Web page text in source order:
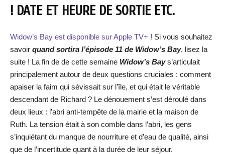
! DATE ET HEURE DE SORTIE ETC.
Widow’s Bay est disponible sur Apple TV+ ! Si vous souhaitez
savoir quand sortira l’épisode 11 de Widow’s Bay, lisez la
suite ! La fin de de cette semaine Widow’s Bays’articulait
principalement autour de deux questions cruciales : comment
apaiser la faim qui sévissait sur l’île, et qui était le véritable
descendant de Richard ? Le dénouement s’est déroulé dans
deux lieux : l’abri anti-tempête de la mairie et la maison de
Ruth. La tension était à son comble dans l’abri, les gens
s’inquiétant du manque de nourriture et d’eau de qualité, ainsi
que de l’incertitude quant à la durée de leur séjour.